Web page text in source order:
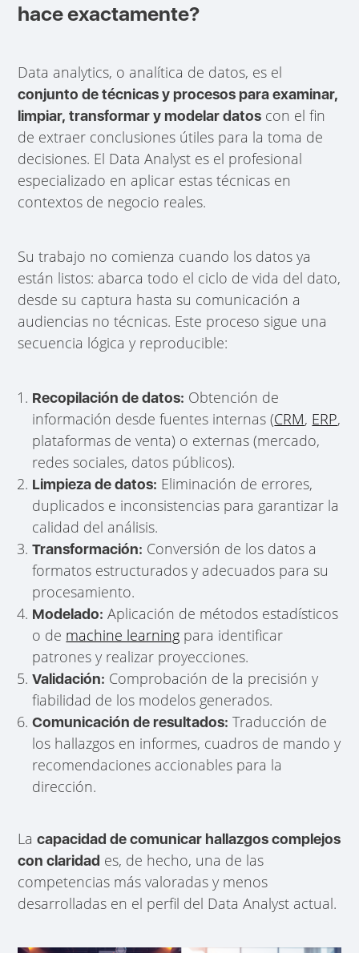
hace exactamente?
Data analytics, o analítica de datos, es el
conjunto de técnicas y procesos para examinar,
limpiar, transformar y modelar datos con el fin
de extraer conclusiones útiles para la toma de
decisiones. El Data Analyst es el profesional
especializado en aplicar estas técnicas en
contextos de negocio reales.
Su trabajo no comienza cuando los datos ya
están listos: abarca todo el ciclo de vida del dato,
desde su captura hasta su comunicación a
audiencias no técnicas. Este proceso sigue una
secuencia lógica y reproducible:
Recopilación de datos: Obtención de
información desde fuentes internas (CRM, ERP,
plataformas de venta) o externas (mercado,
redes sociales, datos públicos).
Limpieza de datos: Eliminación de errores,
duplicados e inconsistencias para garantizar la
calidad del análisis.
Transformación: Conversión de los datos a
formatos estructurados y adecuados para su
procesamiento.
Modelado: Aplicación de métodos estadísticos
o de machine learning para identificar
patrones y realizar proyecciones.
Validación: Comprobación de la precisión y
fiabilidad de los modelos generados.
Comunicación de resultados: Traducción de
los hallazgos en informes, cuadros de mando y
recomendaciones accionables para la
dirección.
Lacapacidad de comunicar hallazgos complejos
con claridad es, de hecho, una de las
competencias más valoradas y menos
desarrolladas en el perfil del Data Analyst actual.